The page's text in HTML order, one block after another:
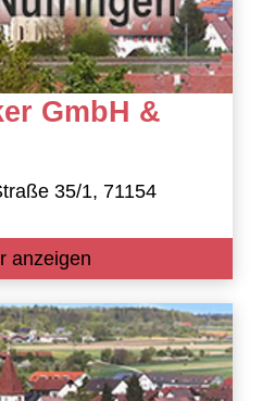
GmbH &
35/1, 71154
anzeigen